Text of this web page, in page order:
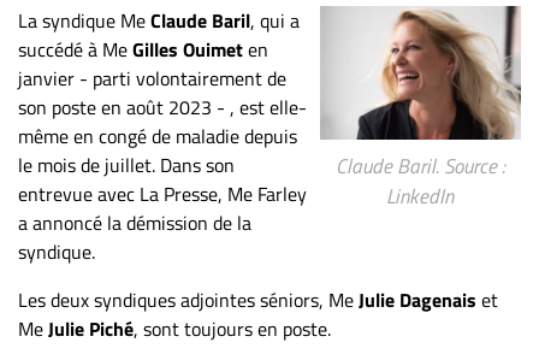
Claude Baril. Source :
LinkedIn
La syndique MeClaude Baril, qui a
succédé à MeGilles Ouimeten
janvier - parti volontairement de
son poste en août 2023 - , est elle-
même en congé de maladie depuis
le mois de juillet. Dans son
entrevue avec La Presse, Me Farley
a annoncé la démission de la
syndique.
Les deux syndiques adjointes séniors, MeJulie Dagenais et
MeJulie Piché, sont toujours en poste.